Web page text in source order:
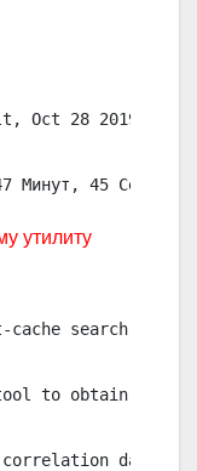
Oct 28 2019,
Минут, 45 Секунды
утилиту
cache search
to obtain
data